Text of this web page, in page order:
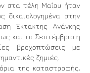
στα τέλη Μαΐου ήταν
δικαιολογημένα στην
Έκτακτης Ανάγκης
και το Σεπτέμβριο η
βροχοπτώσεις με
ζημιές.
της καταστροφής,